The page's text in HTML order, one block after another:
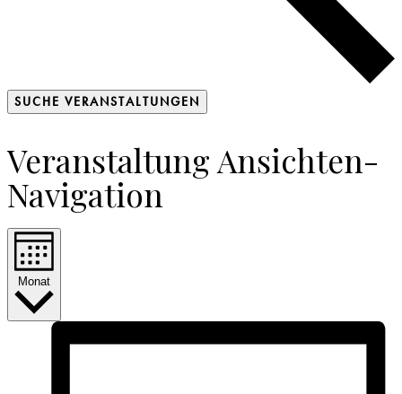
SUCHE VERANSTALTUNGEN
Veranstaltung Ansichten-
Navigation
Monat